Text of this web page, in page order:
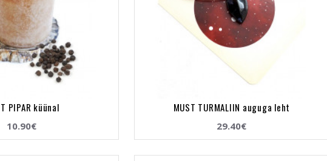
PIPAR küünal
10.90€
MUST TURMALIIN auguga leht
29.40€